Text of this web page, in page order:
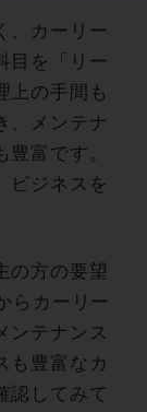
、カーリー
目を「リー
上の手間も
、メンテナ
富です。
ビジネスを
の方の要望
らカーリー
ンテナンス
も豊富なカ
認してみて